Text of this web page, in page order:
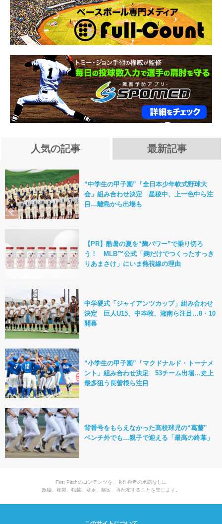
人気の記事 最新記事
“中学生の甲子園”「全日本少年軟式野球大
会」組み合わせ決定 星稜中、上一色中ら注
目…離島から出場も
【PR】酷暑の夏を“麹パワー”で乗り切ろ
う！ MLB™公式「麹だけでつくったすっき
りあまさけ」にいま熱視線の理由
中学硬式「ジャイアンツカップ」組み合わせ
決定 巨人U15、中本牧、湘南ら注目…8・10
開幕
“小学生の甲子園”「マクドナルド・トーナメ
ント」組み合わせ決定 53チーム出場…史上
最多狙う長曽根ら注目
背番号をもらえなかった高校球児の“葛藤”
ベンチ外でも…親子で迎える「最高の終幕」
First Pitchのコンテンツを、著作権者の承諾なしに
改編、複製、転載、変更、翻案、再配布することを禁じます。